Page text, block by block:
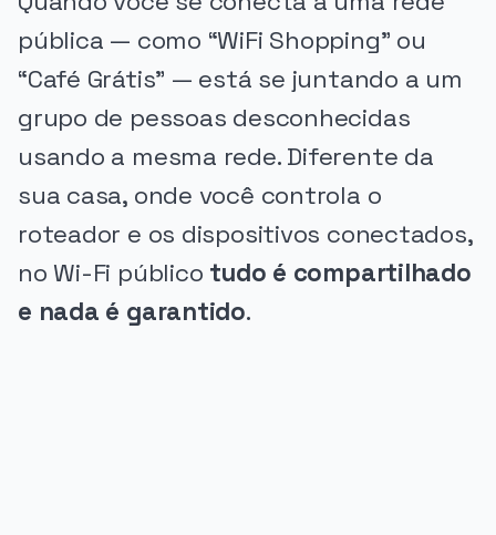
pública — como “WiFi Shopping” ou
“Café Grátis” — está se juntando a um
grupo de pessoas desconhecidas
usando a mesma rede. Diferente da
sua casa, onde você controla o
roteador e os dispositivos conectados,
no Wi-Fi público tudo é compartilhado
e nada é garantido.